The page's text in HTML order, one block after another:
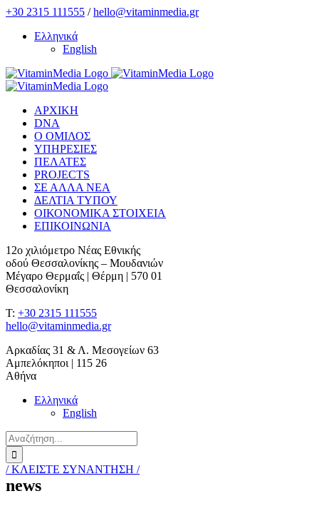
Skip
content
+30 2315 111555 /hello@vitaminmedia.gr
Ελληνικά
English
ΑΡΧΙΚΗ
DNA
Ο ΟΜΙΛΟΣ
ΥΠΗΡΕΣΙΕΣ
ΠΕΛΑΤΕΣ
PROJECTS
ΣΕ ΑΛΛΑ ΝΕΑ
ΔΕΛΤΙΑ ΤΥΠΟΥ
ΟΙΚΟΝΟΜΙΚΑ ΣΤΟΙΧΕΙΑ
ΕΠΙΚΟΙΝΩΝΙΑ
12ο χιλιόμετρο Νέας Εθνικής
οδού Θεσσαλονίκης – Μουδανιών
Μέγαρο Θερμαΐς | Θέρμη | 570 01
Θεσσαλονίκη
T: +30 2315 111555
hello@vitaminmedia.gr
Αρκαδίας 31 & Λ. Μεσογείων 63
Αμπελόκηποι | 115 26
Αθήνα
Ελληνικά
English
Search
for:
/ ΚΛΕΙΣΤΕ ΣΥΝΑΝΤΗΣΗ /
news